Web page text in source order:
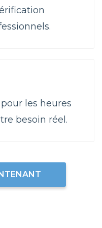
les heures
besoin réel.